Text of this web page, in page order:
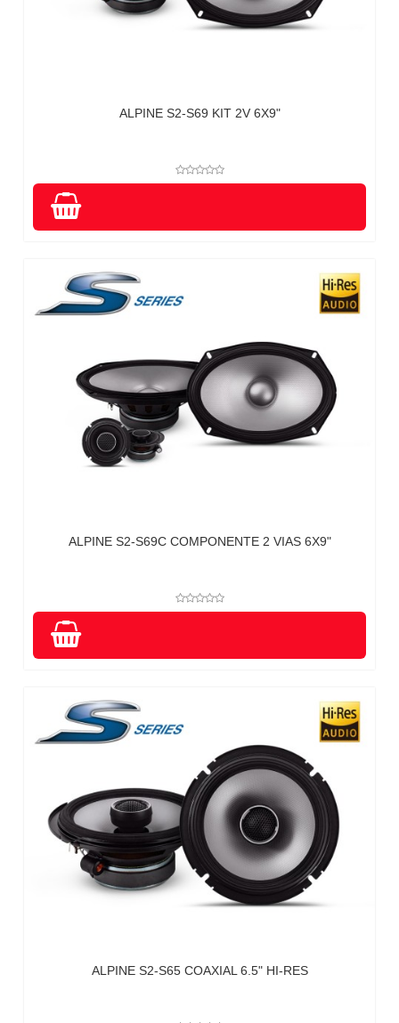
ALPINE S2-S69 KIT 2V 6X9"
ALPINE S2-S69C COMPONENTE 2 VIAS 6X9"
ALPINE S2-S65 COAXIAL 6.5" HI-RES